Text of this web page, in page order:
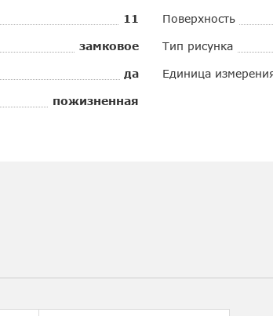
11
замковое
да
пожизненная
Поверхность
Тип рисунка
Единица